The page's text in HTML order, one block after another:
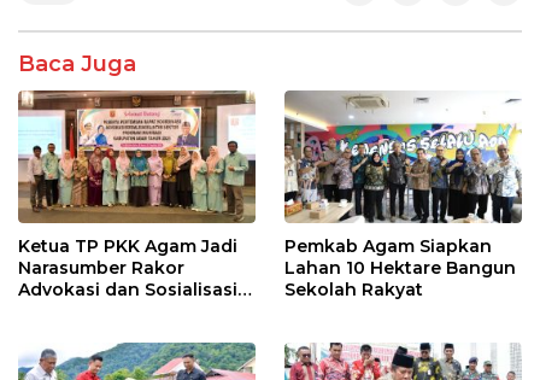
k p
Baca Juga
Ketua TP PKK Agam Jadi
Narasumber Rakor
Advokasi dan Sosialisasi
Pemkab Agam Siapkan
Lahan 10 Hektare Bangun
Sekolah Rakyat